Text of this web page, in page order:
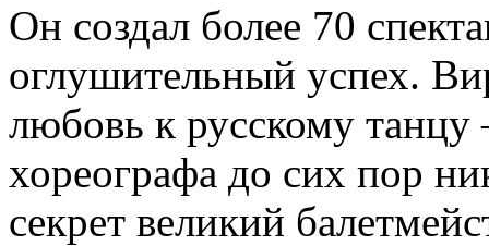
Он создал более 70
оглушительный успех.
любовь к русскому танцу
хореографа до сих пор
секрет великий